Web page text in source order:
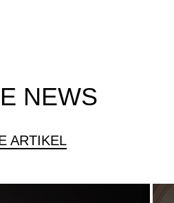
NEWS
ARTIKEL